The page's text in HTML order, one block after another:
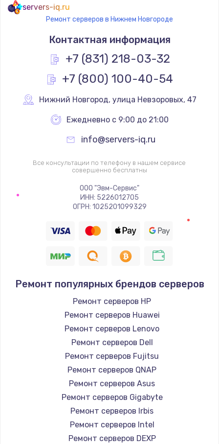
servers-iq.ru
Ремонт серверов в Нижнем Новгороде
Контактная информация
+7 (831) 218-03-32
+7 (800) 100-40-54
Нижний Новгород, улица Невзоровых, 47
Ежедневно с 9:00 до 21:00
info@servers-iq.ru
Все консультации по телефону в нашем сервисе
совершенно бесплатны
ООО "Эвм-Сервис"
ИНН: 5226012705
ОГРН: 1025201099329
Ремонт популярных брендов серверов
Ремонт серверов HP
Ремонт серверов Huawei
Ремонт серверов Lenovo
Ремонт серверов Dell
Ремонт серверов Fujitsu
Ремонт серверов QNAP
Ремонт серверов Asus
Ремонт серверов Gigabyte
Ремонт серверов Irbis
Ремонт серверов Intel
Ремонт серверов DEXP